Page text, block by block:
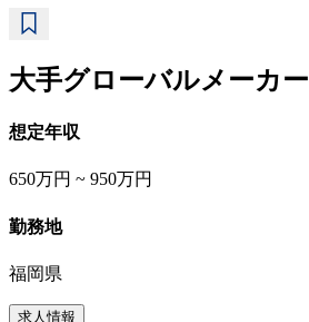
大手グローバルメーカー
想定年収
650万円 ~ 950万円
勤務地
福岡県
求人情報